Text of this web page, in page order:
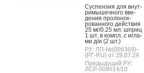
Сус­пензия для внут­
ри­мышеч­но­го вве­
дения про­лон­ги­
рован­но­го дей­ствия
25 мг/0.25 мл: шприц
1 шт. в компл. с иг­ла­
ми д/и (2 шт.)
РУ: ЛП-№(006369)-
(РГ-RU) от 29.07.24
Предыдущий РУ:
ЛСР-009014/10